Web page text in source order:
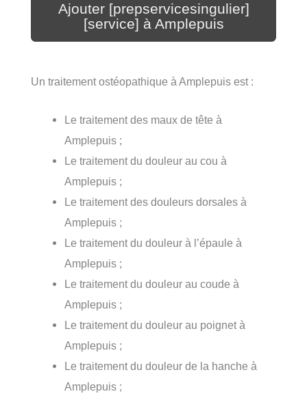
Ajouter [prepservicesingulier]
[service] à Amplepuis
Un traitement ostéopathique à Amplepuis est :
Le traitement des maux de tête à
Amplepuis ;
Le traitement du douleur au cou à
Amplepuis ;
Le traitement des douleurs dorsales à
Amplepuis ;
Le traitement du douleur à l’épaule à
Amplepuis ;
Le traitement du douleur au coude à
Amplepuis ;
Le traitement du douleur au poignet à
Amplepuis ;
Le traitement du douleur de la hanche à
Amplepuis ;